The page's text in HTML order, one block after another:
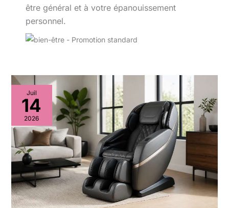
être général et à votre épanouissement
personnel.
Juil
14
2026